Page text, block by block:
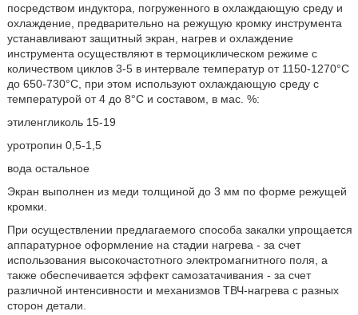
посредством индуктора, погруженного в охлаждающую среду и
охлаждение, предварительно на режущую кромку инструмента
устанавливают защитный экран, нагрев и охлаждение
инструмента осуществляют в термоциклическом режиме с
количеством циклов 3-5 в интервале температур от 1150-1270°С
до 650-730°С, при этом используют охлаждающую среду с
температурой от 4 до 8°С и составом, в мас. %:
этиленгликоль 15-19
уротропин 0,5-1,5
вода остальное
Экран выполнен из меди толщиной до 3 мм по форме режущей
кромки.
При осуществлении предлагаемого способа закалки упрощается
аппаратурное оформление на стадии нагрева - за счет
использования высокочастотного электромагнитного поля, а
также обеспечивается эффект самозатачивания - за счет
различной интенсивности и механизмов ТВЧ-нагрева с разных
сторон детали.